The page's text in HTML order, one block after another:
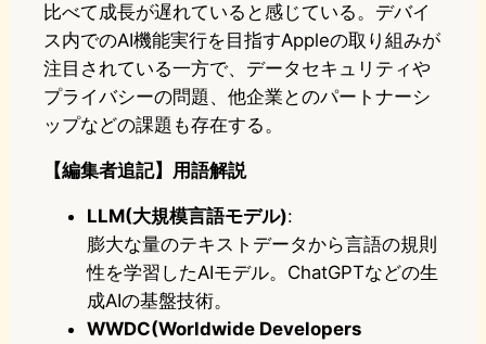
比べて成長が遅れていると感じている。デバイ
ス内でのAI機能実行を目指すAppleの取り組みが
注目されている一方で、データセキュリティや
プライバシーの問題、他企業とのパートナーシ
ップなどの課題も存在する。
【編集者追記】用語解説
LLM(大規模言語モデル):
膨大な量のテキストデータから言語の規則
性を学習したAIモデル。ChatGPTなどの生
成AIの基盤技術。
WWDC(Worldwide Developers